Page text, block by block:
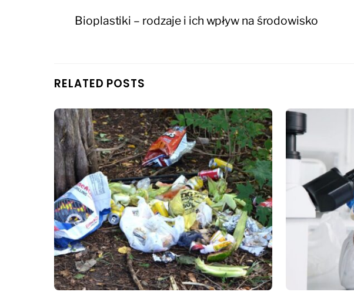
Bioplastiki – rodzaje i ich wpływ na środowisko
RELATED POSTS